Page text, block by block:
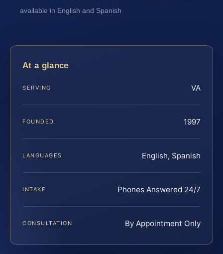
available in English and Spanish
At a glance
SERVING VA
FOUNDED 1997
LANGUAGES English, Spanish
INTAKE Phones Answered 24/7
CONSULTATION By Appointment Only